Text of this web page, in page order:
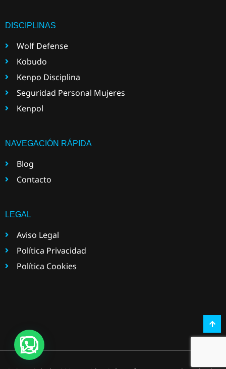
DISCIPLINAS
Wolf Defense
Kobudo
Kenpo Disciplina
Seguridad Personal Mujeres
Kenpol
NAVEGACIÓN RÁPIDA
Blog
Contacto
LEGAL
Aviso Legal
Política Privacidad
Política Cookies